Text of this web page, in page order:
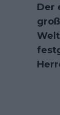
Der